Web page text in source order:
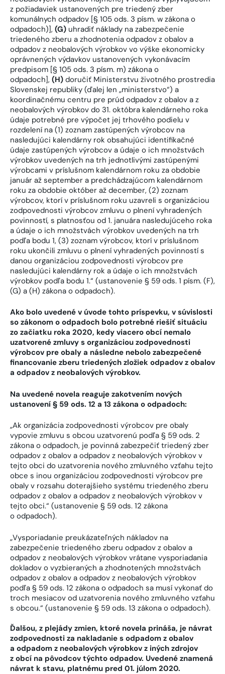
z požiadaviek ustanovených pre triedený zber
komunálnych odpadov [§ 105 ods. 3 písm. w zákona o
odpadoch)], (G) uhradiť náklady na zabezpečenie
triedeného zberu a zhodnotenia odpadov z obalov a
odpadov z neobalových výrobkov vo výške ekonomicky
oprávnených výdavkov ustanovených vykonávacím
predpisom [§ 105 ods. 3 písm. m) zákona o
odpadoch], (H) doručiť Ministerstvu životného prostredia
Slovenskej republiky (ďalej len „ministerstvo“) a
koordinačnému centru pre prúd odpadov z obalov a z
neobalových výrobkov do 31. októbra kalendárneho roka
údaje potrebné pre výpočet jej trhového podielu v
rozdelení na (1) zoznam zastúpených výrobcov na
nasledujúci kalendárny rok obsahujúci identifikačné
údaje zastúpených výrobcov a údaje o ich množstvách
výrobkov uvedených na trh jednotlivými zastúpenými
výrobcami v príslušnom kalendárnom roku za obdobie
január až september a predchádzajúcom kalendárnom
roku za obdobie október až december, (2) zoznam
výrobcov, ktorí v príslušnom roku uzavreli s organizáciou
zodpovednosti výrobcov zmluvu o plnení vyhradených
povinností, s platnosťou od 1. januára nasledujúceho roka
a údaje o ich množstvách výrobkov uvedených na trh
podľa bodu 1, (3) zoznam výrobcov, ktorí v príslušnom
roku ukončili zmluvu o plnení vyhradených povinností s
danou organizáciou zodpovednosti výrobcov pre
nasledujúci kalendárny rok a údaje o ich množstvách
výrobkov podľa bodu 1.“ (ustanovenie § 59 ods. 1 písm. (F),
(G) a (H) zákona o odpadoch).
Ako bolo uvedené v úvode tohto príspevku, v súvislosti
so zákonom o odpadoch bolo potrebné riešiť situáciu
zo začiatku roka 2020, kedy viacero obcí nemalo
uzatvorené zmluvy s organizáciou zodpovednosti
výrobcov pre obaly a následne nebolo zabezpečené
financovanie zberu triedených zložiek odpadov z obalov
a odpadov z neobalových výrobkov.
Na uvedené novela reaguje zakotvením nových
ustanovení § 59 ods. 12 a 13 zákona o odpadoch:
„Ak organizácia zodpovednosti výrobcov pre obaly
vypovie zmluvu s obcou uzatvorenú podľa § 59 ods. 2
zákona o odpadoch, je povinná zabezpečiť triedený zber
odpadov z obalov a odpadov z neobalových výrobkov v
tejto obci do uzatvorenia nového zmluvného vzťahu tejto
obce s inou organizáciou zodpovednosti výrobcov pre
obaly v rozsahu doterajšieho systému triedeného zberu
odpadov z obalov a odpadov z neobalových výrobkov v
tejto obci.“ (ustanovenie § 59 ods. 12 zákona
o odpadoch).
„Vysporiadanie preukázateľných nákladov na
zabezpečenie triedeného zberu odpadov z obalov a
odpadov z neobalových výrobkov vrátane vysporiadania
dokladov o vyzbieraných a zhodnotených množstvách
odpadov z obalov a odpadov z neobalových výrobkov
podľa § 59 ods. 12 zákona o odpadoch sa musí vykonať do
troch mesiacov od uzatvorenia nového zmluvného vzťahu
s obcou.“ (ustanovenie § 59 ods. 13 zákona o odpadoch).
Ďalšou, z plejády zmien, ktoré novela prináša, je návrat
zodpovednosti za nakladanie s odpadom z obalov
a odpadom z neobalových výrobkov z iných zdrojov
z obcí na pôvodcov týchto odpadov. Uvedené znamená
návrat k stavu, platnému pred 01. júlom 2020.